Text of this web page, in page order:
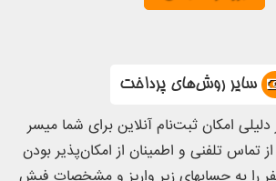
سایر روش‌های پرداخت
امکان ثبت‌نام آنلاین برای شما میسر
تماس تلفنی و اطمینان از امکان‌پذیر بودن